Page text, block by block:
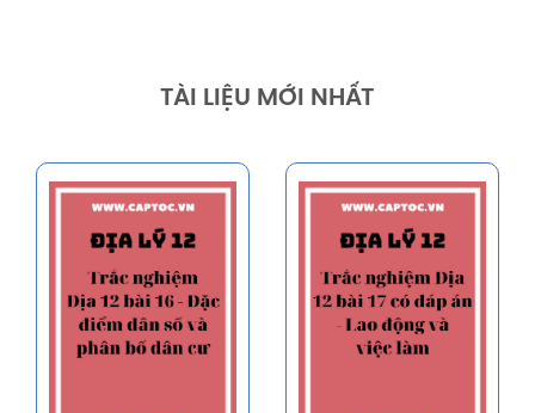
TÀI LIỆU MỚI NHẤT